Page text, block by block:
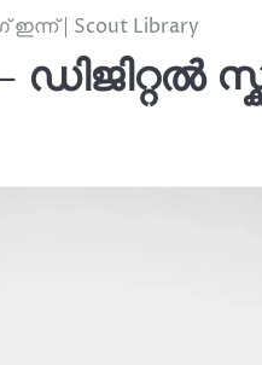
ഇന്ന് | Scout Library